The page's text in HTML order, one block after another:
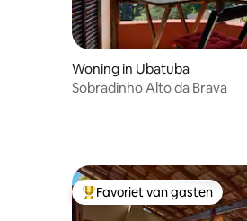
Woning in Ubatuba
Sobradinho Alto da Brava
Topfavoriet van gasten
Favoriet van gasten